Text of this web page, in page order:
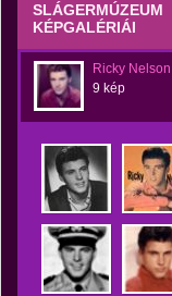
SLÁGERMÚZEUM
KÉPGALÉRIÁI
Ricky Nelson
9 kép